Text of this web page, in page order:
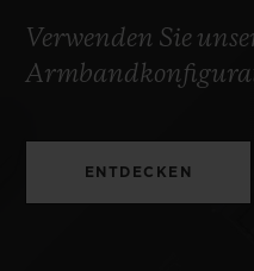
Verwenden Sie
ENTDECKEN